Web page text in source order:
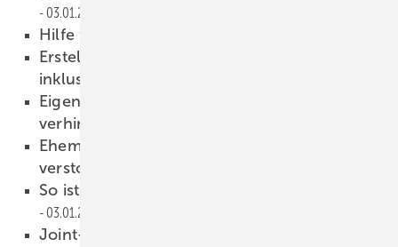
03.01.2023
Hilfe für die Offene Werkstatt
Erstellung des Blendrahmen­adapters
inklusive
Eigent ümer wollte neue Fenster
verhindern…
Ehemaliger GF Hans-J ürgen Gust
verstorben
So ist der ift-Vorstand jetzt be setzt
03.01.2023
Joint-Venture („KS Türen“) in Bosnien-